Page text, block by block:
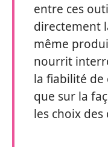
entre ces
directement
même
nourrit
la fiabilité de
que sur la
les choix